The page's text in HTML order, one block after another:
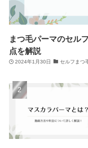
まつ毛パーマのセル
点を解説
2024年1月30日 セルフまつ